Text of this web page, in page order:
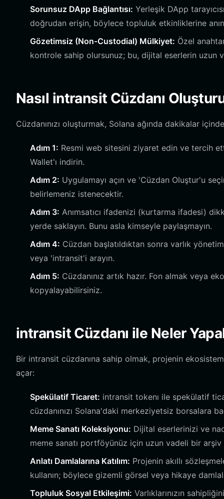
Sorunsuz DApp Bağlantısı: Yerleşik DApp
doğrudan erişin, böylece topluluk etkinliklerine
Gözetimsiz (Non-Custodial) Mülkiyet: Özel
kontrole sahip olursunuz; bu, dijital eserlerin uzun
Nasıl intransit Cüzdanı
Cüzdanınızı oluşturmak, Solana ağında dakikalar
Adım 1: Resmi web sitesini ziyaret edin ve tercih
Wallet'ı indirin.
Adım 2: Uygulamayı açın ve 'Cüzdan Oluştur'u
belirlemeniz istenecektir.
Adım 3: Anımsatıcı ifadenizi (kurtarma ifadesi)
yerde saklayın. Bunu asla kimseyle paylaşmayın.
Adım 4: Cüzdan başlatıldıktan sonra varlık
veya 'intransit'i arayın.
Adım 5: Cüzdanınız artık hazır. Fon almak veya
kopyalayabilirsiniz.
intransit Cüzdanı ile Neler
Bir intransit cüzdanına sahip olmak, projenin
açar:
Spekülatif Ticaret: intransit tokenı ile spekülatif
cüzdanınızı Solana'daki merkeziyetsiz borsalara
Meme Sanatı Koleksiyonu: Dijital eserlerinizi ve
meme sanatı portföyünüz için uzun vadeli bir arşiv
Anlatı Damlalarına Katılım: Projenin akıllı
kullanın; böylece gizemli görsel veya hikaye
Topluluk Sosyal Etkileşimi: Varlıklarınızın